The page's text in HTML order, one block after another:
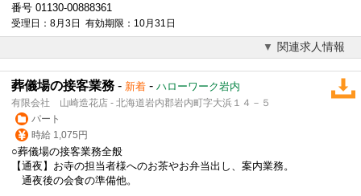
番号 01130-00888361
受理日：8月3日 有効期限：10月31日
関連求人情報
葬儀場の接客業務 - 新着 - ハローワーク岩内
有限会社 山崎造花店 - 北海道岩内郡岩内町字大浜１４－５
パート
時給 1,075円
○葬儀場の接客業務全般
【通夜】お寺の担当者様へのお茶やお弁当出し、案内業務。
通夜後の会食の準備他。